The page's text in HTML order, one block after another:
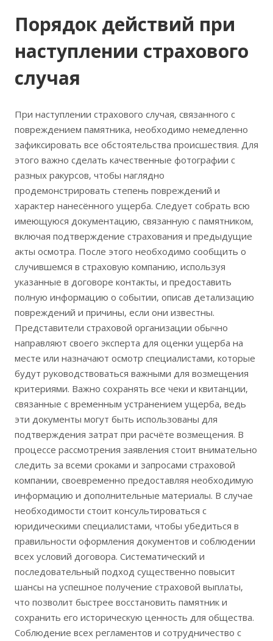
Порядок действий при
наступлении страхового
случая
При наступлении страхового случая‚ связанного с
повреждением памятника‚ необходимо немедленно
зафиксировать все обстоятельства происшествия. Для
этого важно сделать качественные фотографии с
разных ракурсов‚ чтобы наглядно
продемонстрировать степень повреждений и
характер нанесённого ущерба. Следует собрать всю
имеющуюся документацию‚ связанную с памятником‚
включая подтверждение страхования и предыдущие
акты осмотра. После этого необходимо сообщить о
случившемся в страховую компанию‚ используя
указанные в договоре контакты‚ и предоставить
полную информацию о событии‚ описав детализацию
повреждений и причины‚ если они известны.
Представители страховой организации обычно
направляют своего эксперта для оценки ущерба на
месте или назначают осмотр специалистами‚ которые
будут руководствоваться важными для возмещения
критериями. Важно сохранять все чеки и квитанции‚
связанные с временным устранением ущерба‚ ведь
эти документы могут быть использованы для
подтверждения затрат при расчёте возмещения. В
процессе рассмотрения заявления стоит внимательно
следить за всеми сроками и запросами страховой
компании‚ своевременно предоставляя необходимую
информацию и дополнительные материалы. В случае
необходимости стоит консультироваться с
юридическими специалистами‚ чтобы убедиться в
правильности оформления документов и соблюдении
всех условий договора. Систематический и
последовательный подход существенно повысит
шансы на успешное получение страховой выплаты‚
что позволит быстрее восстановить памятник и
сохранить его историческую ценность для общества.
Соблюдение всех регламентов и сотрудничество с